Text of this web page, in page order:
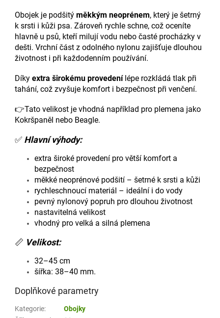
Obojek je podšitý měkkým neoprénem, který je šetrný
k srsti i kůži psa. Zároveň rychle schne, což oceníte
hlavně u psů, kteří milují vodu nebo časté procházky v
dešti. Vrchní část z odolného nylonu zajišťuje dlouhou
životnost i při každodenním používání.
Díky extra širokému provedenílépe rozkládá tlak při
tahání, což zvyšuje komfort i bezpečnost při venčení.
👉Tato velikost je vhodná například pro plemena jako
Kokršpaněl nebo Beagle.
✅ Hlavní výhody:
extra široké provedení pro větší komfort a
bezpečnost
měkké neoprénové podšití – šetrné k srsti a kůži
rychleschnoucí materiál – ideální i do vody
pevný nylonový popruh pro dlouhou životnost
nastavitelná velikost
vhodný pro velká a silná plemena
📏 Velikost:
32–45 cm
šířka: 38–40 mm.
Doplňkové parametry
Kategorie:
Obojky